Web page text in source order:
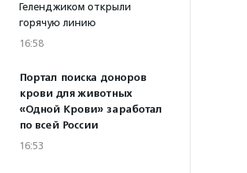
Геленджиком открыли
горячую линию
16:58
Портал поиска доноров
крови для животных
«Одной Крови» заработал
по всей России
16:53